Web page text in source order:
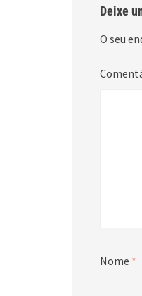
Deixe
O seu
Nome *